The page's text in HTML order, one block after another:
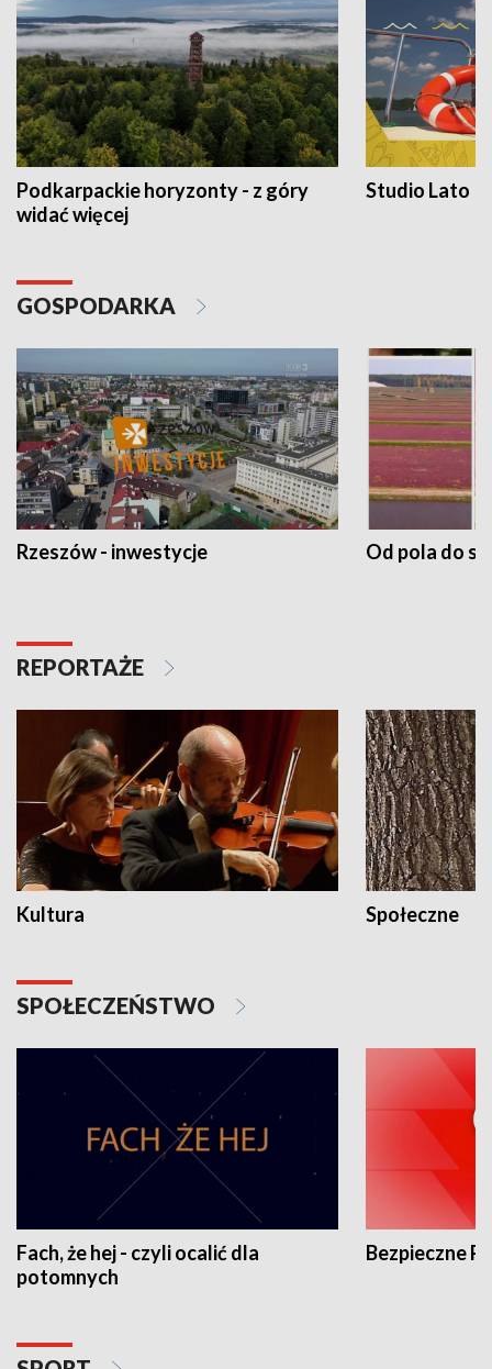
Podkarpackie horyzonty - z góry
widać więcej
Studio Lato
GOSPODARKA
Rzeszów - inwestycje Od pola do
REPORTAŻE
Kultura Społeczne
SPOŁECZEŃSTWO
Fach, że hej - czyli ocalić dla
potomnych
Bezpieczne